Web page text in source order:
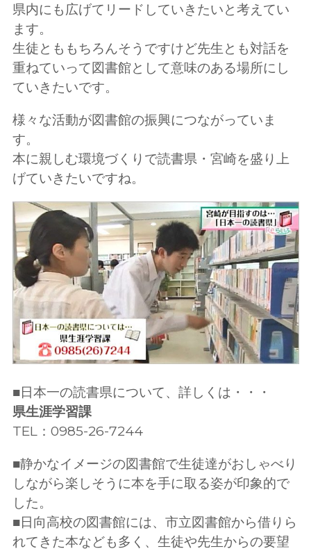
県内にも広げてリードしていきたいと考えてい
ます。
生徒とももちろんそうですけど先生とも対話を
重ねていって図書館として意味のある場所にし
ていきたいです。
様々な活動が図書館の振興につながっていま
す。
本に親しむ環境づくりで読書県・宮崎を盛り上
げていきたいですね。
■日本一の読書県について、詳しくは・・・
県生涯学習課
TEL：0985-26-7244
■静かなイメージの図書館で生徒達がおしゃべり
しながら楽しそうに本を手に取る姿が印象的で
した。
■日向高校の図書館には、市立図書館から借りら
れてきた本なども多く、生徒や先生からの要望